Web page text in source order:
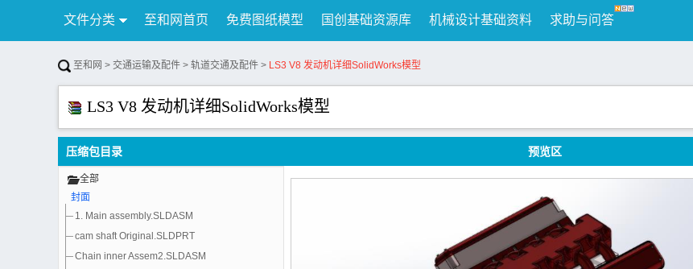
文件分类 至和网首页 免费图纸模型 国创基础资源库 机械设计基础资料 求助与问答
行业资讯 公告 联系我们
至和网 > 交通运输及配件 > 轨道交通及配件 > LS3 V8 发动机详细SolidWorks模型
LS3 V8 发动机详细SolidWorks模型
压缩包目录 预览区
全部
封面
1. Main assembly.SLDASM
cam shaft Original.SLDPRT
Chain inner Assem2.SLDASM